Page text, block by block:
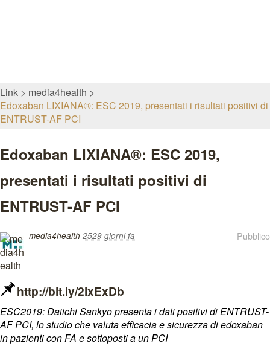
Link
media4health
Edoxaban LIXIANA®: ESC 2019, presentati i risultati positivi di
ENTRUST-AF PCI
Edoxaban LIXIANA®: ESC 2019,
presentati i risultati positivi di
ENTRUST-AF PCI
Pubblico
media4health 2529 giorni fa
http://bit.ly/2lxExDb
ESC2019: Daiichi Sankyo presenta i dati positivi di ENTRUST-
AF PCI, lo studio che valuta efficacia e sicurezza di edoxaban
in pazienti con FA e sottoposti a un PCI